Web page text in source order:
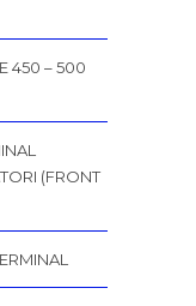
450 – 500
(FRONT